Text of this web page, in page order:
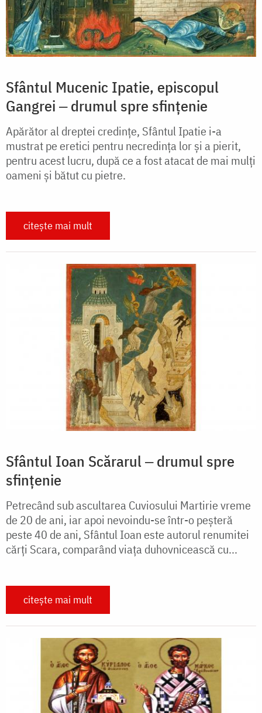
Sfântul Mucenic Ipatie, episcopul
Gangrei ‒ drumul spre sfințenie
Apărător al dreptei credințe, Sfântul Ipatie i-a
mustrat pe eretici pentru necredința lor și a pierit,
pentru acest lucru, după ce a fost atacat de mai mulți
oameni și bătut cu pietre.
citește mai mult
Sfântul Ioan Scărarul ‒ drumul spre
sfințenie
Petrecând sub ascultarea Cuviosului Martirie vreme
de 20 de ani, iar apoi nevoindu-se într-o peșteră
peste 40 de ani, Sfântul Ioan este autorul renumitei
cărți Scara, comparând viața duhovnicească cu...
citește mai mult